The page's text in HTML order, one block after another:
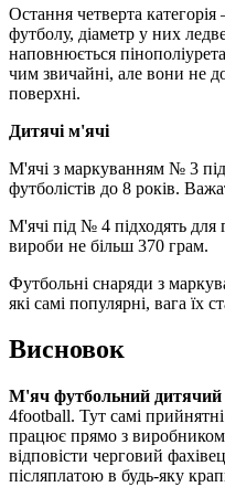
Остання четверта
футболу, діаметр у них
наповнюється
чим звичайні, але вони не
поверхні.
Дитячі м'ячі
М'ячі з маркуванням № 3
футболістів до 8 років.
М'ячі під № 4 підходять для
вироби не більш 370 грам.
Футбольні снаряди з
які самі популярні, вага їх
Висновок
М'яч футбольний дитячий
4football. Тут самі
працює прямо з
відповісти черговий
післяплатою в будь-яку